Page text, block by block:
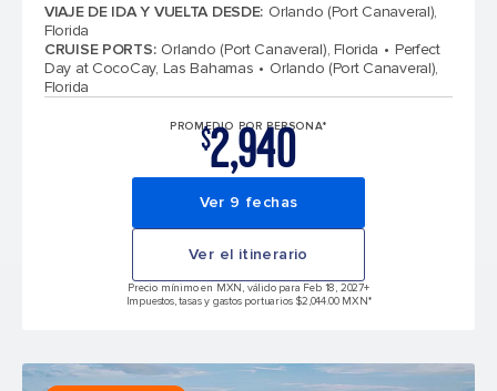
VIAJE DE IDA Y VUELTA DESDE: Orlando (Port Canaveral),
Florida
CRUISE PORTS: Orlando (Port Canaveral), Florida
Perfect
Day at CocoCay, Las Bahamas
Orlando (Port Canaveral),
Florida
PROMEDIO POR PERSONA*
$2,940
Ver 9 fechas
Ver el itinerario
Precio mínimo en MXN, válido para Feb 18, 2027+
Impuestos, tasas y gastos portuarios $2,044.00 MXN*